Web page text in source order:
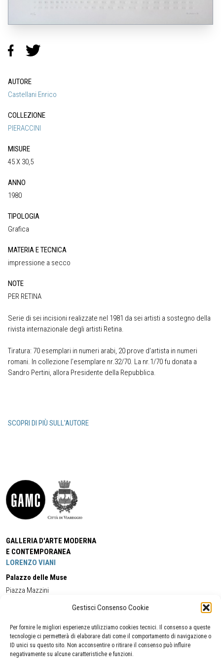
Gestisci Consenso Cookie
Per fornire le migliori esperienze utilizziamo cookies tecnici. Il consenso a queste
tecnologie ci permetterà di elaborare dati come il comportamento di navigazione o
ID unici su questo sito. Non acconsentire o ritirare il consenso può influire
negativamente su alcune caratteristiche e funzioni.
AUTORE
Castellani Enrico
COLLEZIONE
PIERACCINI
MISURE
45 X 30,5
ANNO
1980
TIPOLOGIA
Grafica
MATERIA E TECNICA
impressione a secco
NOTE
PER RETINA
Serie di sei incisioni realizzate nel 1981 da sei artisti a sostegno della
rivista internazionale degli artisti Retina.
Tiratura: 70 esemplari in numeri arabi, 20 prove d’artista in numeri
romani. In collezione l’esemplare nr.32/70. La nr.1/70 fu donata a
Sandro Pertini, allora Presidente della Repubblica.
SCOPRI DI PIÙ SULL'AUTORE
GALLERIA D'ARTE MODERNA
E CONTEMPORANEA
LORENZO VIANI
Palazzo delle Muse
Piazza Mazzini
Cell:+39 338 5714978 (orario apertura Galleria)
Tel:
+39 0584 944580
(orario 09.00/13.00)
Email:gamc@comune.viareggio.lu.it